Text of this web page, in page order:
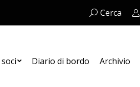
Cerca:Cerca
Diario di bordo Archivio
Contatti